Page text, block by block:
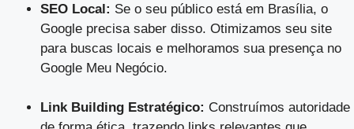
SEO Local: Se o seu público está em Brasília, o
Google precisa saber disso. Otimizamos seu site
para buscas locais e melhoramos sua presença no
Google Meu Negócio.
Link Building Estratégico: Construímos autoridade